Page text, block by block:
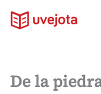
contenido
De la